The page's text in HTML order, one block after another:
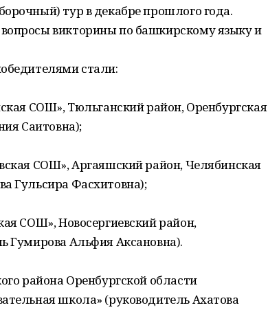
тур в декабре прошлого года.
викторины по башкирскому языку и
стали:
СОШ», Тюльганский район, Оренбургская
Саитовна);
СОШ», Аргаяшский район, Челябинская
Гульсира Фасхитовна);
СОШ», Новосергиевский район,
Гумирова Альфия Аксановна).
района Оренбургской области
школа» (руководитель Ахатова